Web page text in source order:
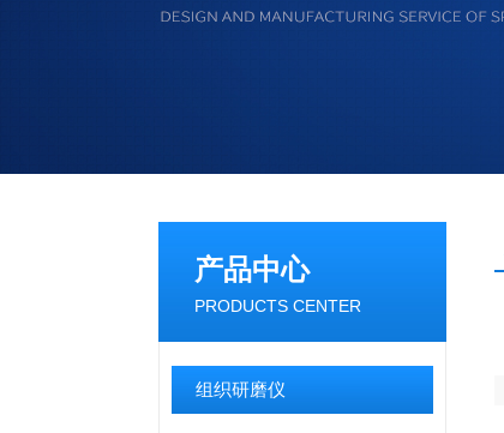
产品中心
PRODUCTS CENTER
组织研磨仪